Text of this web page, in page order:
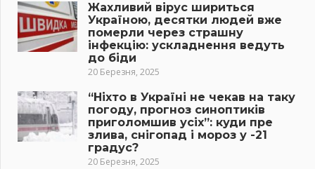
Жахливий вірус шириться
Україною, десятки людей вже
померли через страшну
інфекцію: ускладнення ведуть
до біди
20 Березня, 2025
“Ніхто в Україні не чекав на таку
погоду, прогноз синоптиків
приголомшив усіх”: куди пре
злива, снігопад і мороз у -21
градус?
20 Березня, 2025